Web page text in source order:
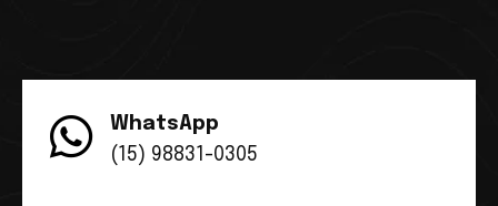
WhatsApp
(15) 98831-0305